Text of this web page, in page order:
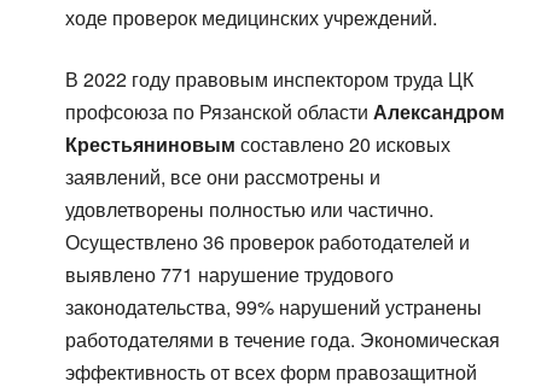
ходе проверок медицинских учреждений.
В 2022 году правовым инспектором труда ЦК
профсоюза по Рязанской области Александром
Крестьяниновым составлено 20 исковых
заявлений, все они рассмотрены и
удовлетворены полностью или частично.
Осуществлено 36 проверок работодателей и
выявлено 771 нарушение трудового
законодательства, 99% нарушений устранены
работодателями в течение года. Экономическая
эффективность от всех форм правозащитной